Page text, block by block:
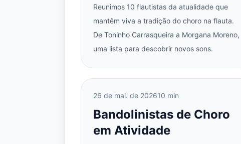
Reunimos 10 flautistas da atualidade que
mantêm viva a tradição do choro na flauta.
De Toninho Carrasqueira a Morgana Moreno,
uma lista para descobrir novos sons.
26 de mai. de 202610 min
Bandolinistas de Choro
em Atividade